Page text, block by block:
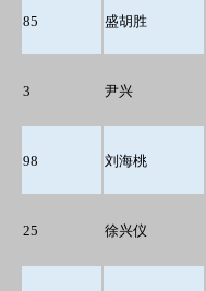
85 盛胡胜
3 尹兴
98 刘海桃
25 徐兴仪